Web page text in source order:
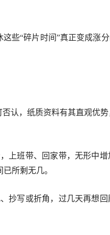
“碎片时间”真正变成涨分
，纸质资料有其直观优势
上班带、回家带，无形中
所剩无几。
抄写或折角，过几天再想